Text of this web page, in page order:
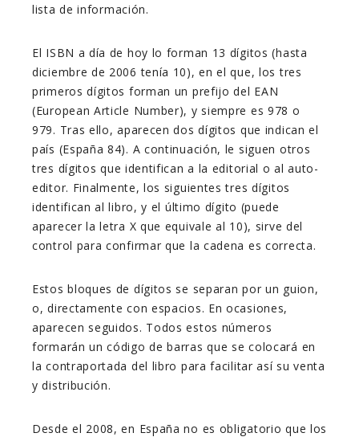
lista de información.
El ISBN a día de hoy lo forman 13 dígitos (hasta
diciembre de 2006 tenía 10), en el que, los tres
primeros dígitos forman un prefijo del EAN
(European Article Number), y siempre es 978 o
979. Tras ello, aparecen dos dígitos que indican el
país (España 84). A continuación, le siguen otros
tres dígitos que identifican a la editorial o al auto-
editor. Finalmente, los siguientes tres dígitos
identifican al libro, y el último dígito (puede
aparecer la letra X que equivale al 10), sirve del
control para confirmar que la cadena es correcta.
Estos bloques de dígitos se separan por un guion,
o, directamente con espacios. En ocasiones,
aparecen seguidos. Todos estos números
formarán un código de barras que se colocará en
la contraportada del libro para facilitar así su venta
y distribución.
Desde el 2008, en España no es obligatorio que los